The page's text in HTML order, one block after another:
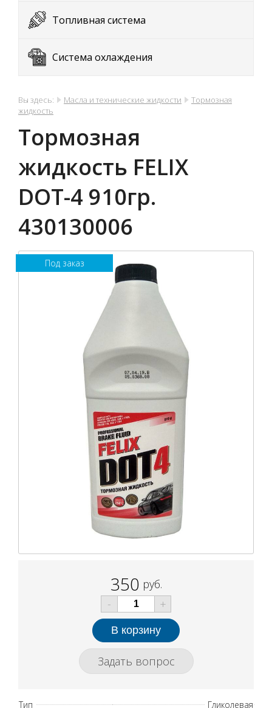
Топливная система
Система охлаждения
Вы здесь: Масла и технические жидкости
Тормозная
жидкость
Тормозная
жидкость FELIX
DОТ-4 910гр.
430130006
Под заказ
350 руб.
-
+
Задать вопрос
Тип
Гликолевая